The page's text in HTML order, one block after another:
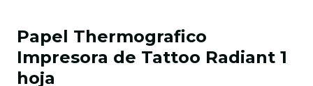
Papel Thermografico
Impresora de Tattoo Radiant 1
hoja